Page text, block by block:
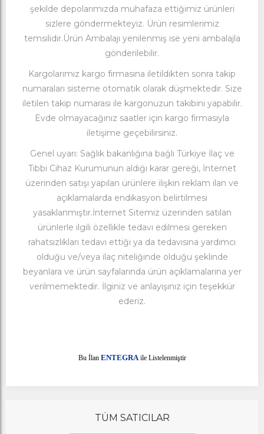
şekilde depolarımızda muhafaza ettiğimiz ürünleri
sizlere göndermekteyiz. Ürün resimlerimiz
temsilidir.Ürün Ambalajı yenilenmiş ise yeni ambalajla
gönderilebilir.
Kargolarımız kargo firmasına iletildikten sonra takip
numaraları sisteme otomatik olarak düşmektedir. Size
iletilen takip numarası ile kargonuzun takibini yapabilir.
Evde olmayacağınız saatler için kargo firmasıyla
iletişime geçebilirsiniz.
Genel uyarı: Sağlık bakanlığına bağlı Türkiye İlaç ve
Tıbbi Cihaz Kurumunun aldığı karar gereği, İnternet
üzerinden satışı yapılan ürünlere ilişkin reklam ilan ve
açıklamalarda endikasyon belirtilmesi
yasaklanmıştır.İnternet Sitemiz üzerinden satılan
ürünlerle ilgili özellikle tedavı edilmesi gereken
rahatsızlıkları tedavı ettiği ya da tedavısına yardımcı
olduğu ve/veya ilaç niteliğinde olduğu şeklinde
beyanlara ve ürün sayfalarında ürün açıklamalarına yer
verilmemektedir. İlginiz ve anlayışınız için teşekkür
ederiz.
Bu İlan ENTEGRAile Listelenmiştir
TÜM SATICILAR